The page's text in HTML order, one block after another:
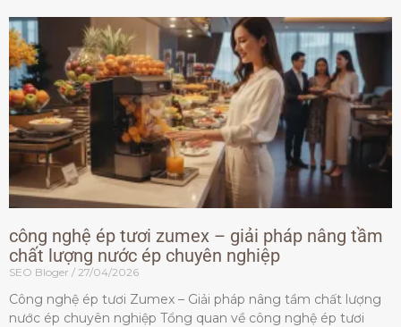
công nghệ ép tươi zumex – giải pháp nâng tầm
chất lượng nước ép chuyên nghiệp
SEO Bloger 27/04/2026
Công nghệ ép tươi Zumex – Giải pháp nâng tầm chất lượng
nước ép chuyên nghiệp Tổng quan về công nghệ ép tươi